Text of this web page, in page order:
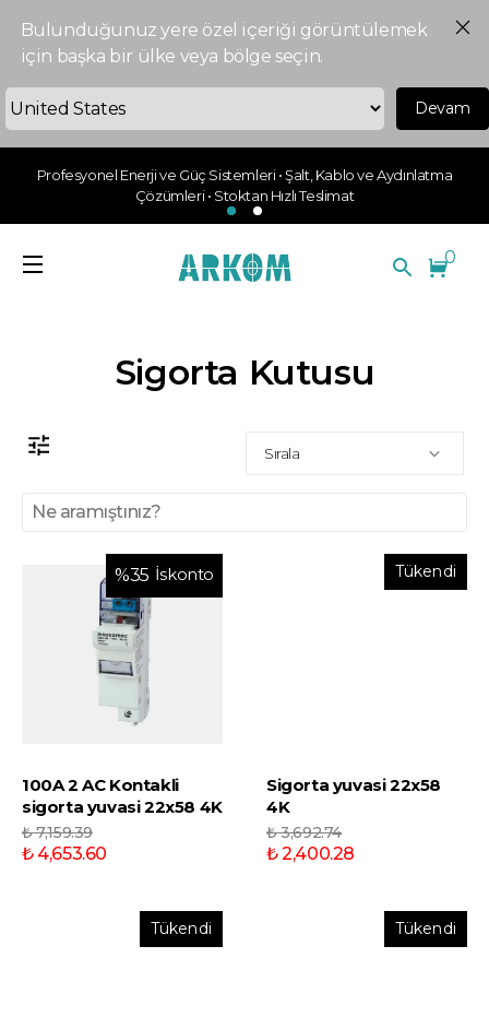
Bulunduğunuz yere özel içeriği görüntülemek
için başka bir ülke veya bölge seçin.
Devam
Profesyonel Enerji ve Güç Sistemleri • Şalt, Kablo ve Aydınlatma
Çözümleri • Stoktan Hızlı Teslimat
0
Sigorta Kutusu
Sırala
%35 İskonto
100A 2 AC Kontakli
sigorta yuvasi 22x58 4K
₺ 7,159.39
₺ 4,653.60
Tükendi
Sigorta yuvasi 22x58
4K
₺ 3,692.74
₺ 2,400.28
Tükendi Tükendi